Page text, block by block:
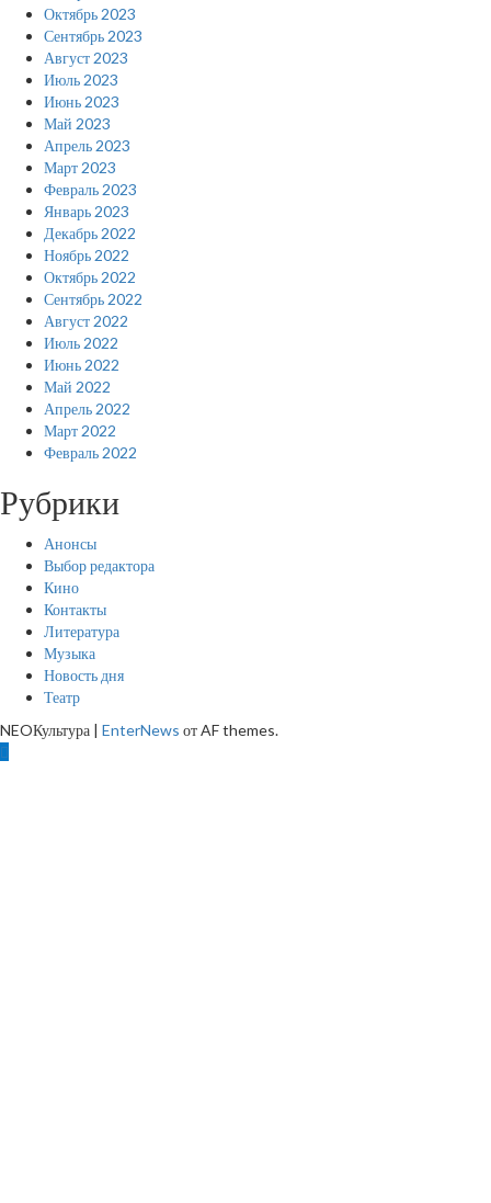
Октябрь 2023
Сентябрь 2023
Август 2023
Июль 2023
Июнь 2023
Май 2023
Апрель 2023
Март 2023
Февраль 2023
Январь 2023
Декабрь 2022
Ноябрь 2022
Октябрь 2022
Сентябрь 2022
Август 2022
Июль 2022
Июнь 2022
Май 2022
Апрель 2022
Март 2022
Февраль 2022
Рубрики
Анонсы
Выбор редактора
Кино
Контакты
Литература
Музыка
Новость дня
Театр
NEOКультура | EnterNews от AF themes.